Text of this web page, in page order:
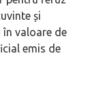
și
valoare de
emis de